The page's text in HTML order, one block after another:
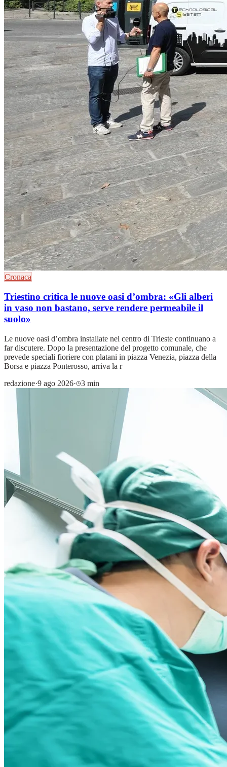
Cronaca
Triestino critica le nuove oasi d’ombra: «Gli alberi
in vaso non bastano, serve rendere permeabile il
suolo»
Le nuove oasi d’ombra installate nel centro di Trieste continuano a
far discutere. Dopo la presentazione del progetto comunale, che
prevede speciali fioriere con platani in piazza Venezia, piazza della
Borsa e piazza Ponterosso, arriva la r
redazione·9 ago 2026· 3 min